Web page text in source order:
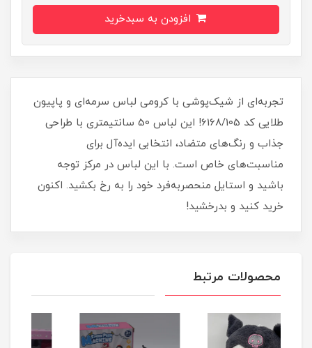
تجربه‌ای از شیک‌پوشی با کرومی لباس سرمه‌ای و پاپیون
طلایی کد 6168/105! این لباس 50 سانتیمتری با طراحی
جذاب و رنگ‌های متضاد، انتخابی ایده‌آل برای
مناسبت‌های خاص است. با این لباس در مرکز توجه
باشید و استایل منحصربه‌فرد خود را به رخ بکشید. اکنون
خرید کنید و بدرخشید!
محصولات مرتبط